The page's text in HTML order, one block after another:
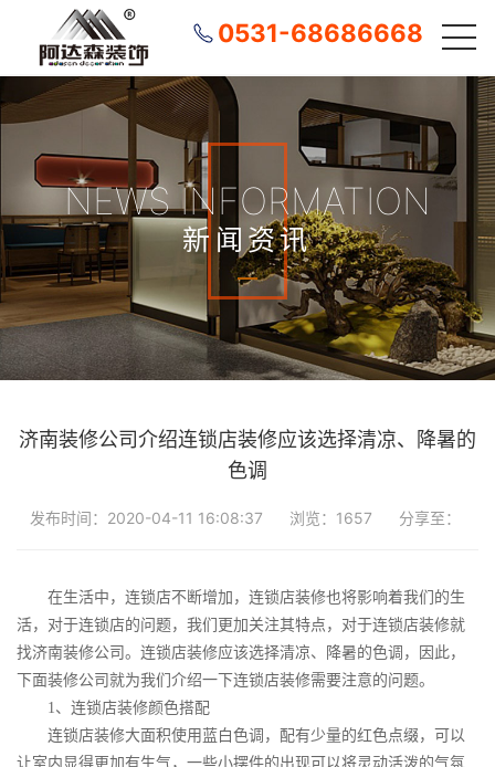
0531-68686668
NEWS INFORMATION
新闻资讯
济南装修公司介绍连锁店装修应该选择清凉、降暑的
色调
发布时间：2020-04-11 16:08:37 浏览：1657 分享至：
在生活中，连锁店不断增加，连锁店装修也将影响着我们的生
活，对于连锁店的问题，我们更加关注其特点，对于连锁店装修就
找济南装修公司。连锁店装修应该选择清凉、降暑的色调，因此，
下面装修公司就为我们介绍一下连锁店装修需要注意的问题。
1、连锁店装修颜色搭配
连锁店装修大面积使用蓝白色调，配有少量的红色点缀，可以
让室内显得更加有生气，一些小摆件的出现可以将灵动活泼的气氛